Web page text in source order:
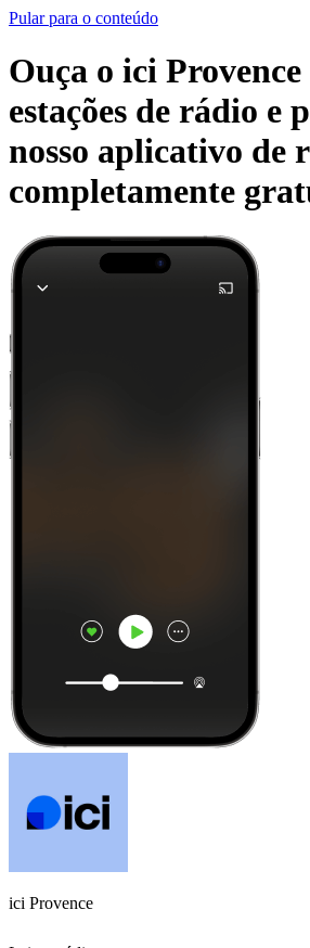
Pular para o conteúdo
Ouça o ici
estações de rádio e
nosso aplicativo de
completamente
ici Provence